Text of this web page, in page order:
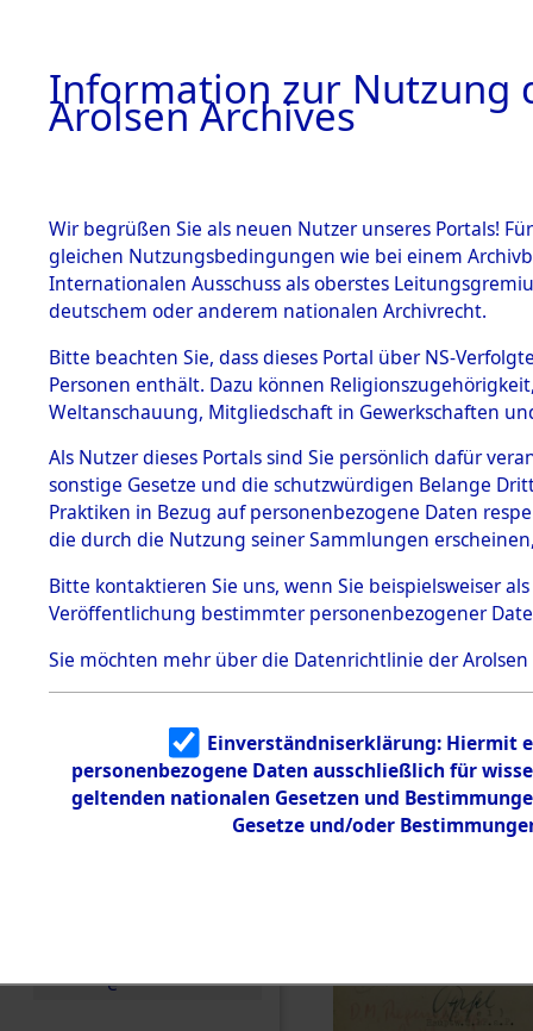
BILD
BESTÄNDE
1.
mente
5. Verschiedenes
5.3
Todesmärsche
5.3.1 Alliierte
Erhebungen
zu
Todesmärsch
en
5.3.2
Identifizierun
5.3.3
Todesmärsch
e
Geltendorf
0002 (84597972)
Information zur Nutzung
Arolsen Archives
Wir begrüßen Sie als neuen Nutzer unseres Portals!
gleichen Nutzungsbedingungen wie bei einem
Internationalen Ausschuss als oberstes
deutschem oder anderem nationalen Archivrecht.
Bitte beachten Sie, dass dieses Portal über NS-
Personen enthält. Dazu können
Weltanschauung, Mitgliedschaft in Gewerkschaften
Als Nutzer dieses Portals sind Sie persönlich dafür
sonstige Gesetze und die schutzwürdigen Belange
Praktiken in Bezug auf personenbezogene Daten
die durch die Nutzung seiner Sammlungen
Bitte kontaktieren Sie uns, wenn Sie beispielsweiser
Veröffentlichung bestimmter personenbezogener
Sie möchten mehr über die Datenrichtlinie der Arolsen
Einverständniserklärung: Hiermit
personenbezogene Daten ausschließlich für
geltenden nationalen Gesetzen und
Gesetze und/oder